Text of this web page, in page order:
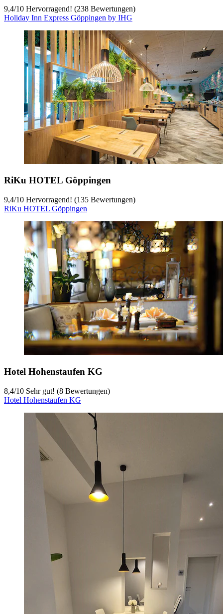
9,4/10 Hervorragend! (238 Bewertungen)
Holiday Inn Express Göppingen by IHG
RiKu HOTEL Göppingen
9,4/10 Hervorragend! (135 Bewertungen)
RiKu HOTEL Göppingen
Hotel Hohenstaufen KG
8,4/10 Sehr gut! (8 Bewertungen)
Hotel Hohenstaufen KG